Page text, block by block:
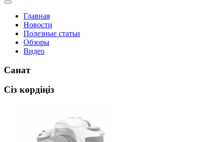
Главная
Новости
Полезные статьи
Обзоры
Видео
Санат
Сіз көрдіңіз